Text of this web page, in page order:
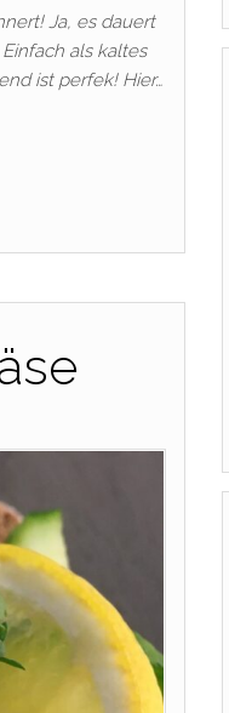
Ja, es dauert
als kaltes
ist perfek! Hier…